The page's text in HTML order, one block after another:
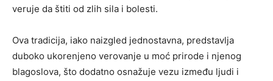
veruje da štiti od zlih sila i bolesti.
Ova tradicija, iako naizgled jednostavna, predstavlja
duboko ukorenjeno verovanje u moć prirode i njenog
blagoslova, što dodatno osnažuje vezu između ljudi i